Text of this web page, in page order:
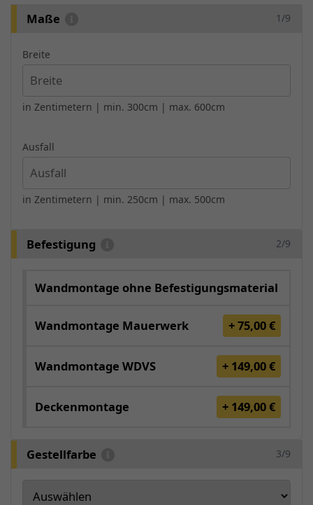
Maße 1/9
Breite
in Zentimetern | min. 300cm | max. 600cm
Ausfall
in Zentimetern | min. 250cm | max. 500cm
Befestigung 2/9
Wandmontage ohne Befestigungsmaterial
Wandmontage Mauerwerk + 75,00 €
Wandmontage WDVS + 149,00 €
Deckenmontage + 149,00 €
Gestellfarbe 3/9